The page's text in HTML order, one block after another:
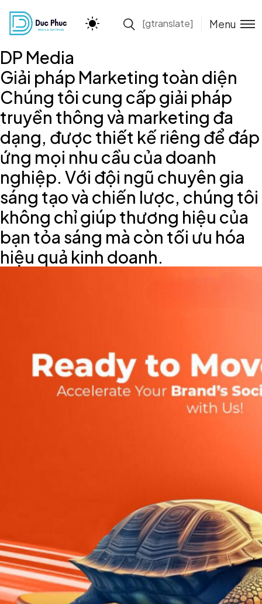
[gtranslate] Menu
DP Media
Giải pháp Marketing toàn diện
Chúng tôi cung cấp giải pháp
truyền thông và marketing đa
dạng, được thiết kế riêng để đáp
ứng mọi nhu cầu của doanh
nghiệp. Với đội ngũ chuyên gia
sáng tạo và chiến lược, chúng tôi
không chỉ giúp thương hiệu của
bạn tỏa sáng mà còn tối ưu hóa
hiệu quả kinh doanh.